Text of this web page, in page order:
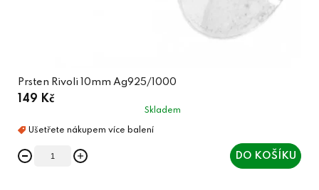
Prsten Rivoli 10mm Ag925/1000
149 Kč
Skladem
DO KOŠÍKU